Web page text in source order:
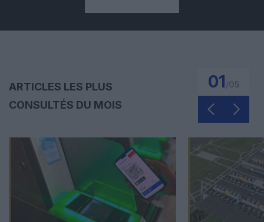
ARTICLES LES PLUS
CONSULTÉS DU MOIS
01